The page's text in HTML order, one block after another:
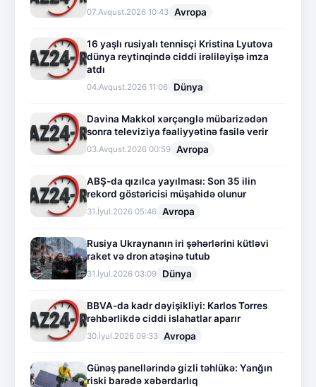
07.Avqust.2026 10:43 Avropa
16 yaşlı rusiyalı tennisçi Kristina Lyutova
dünya reytinqində ciddi irəliləyişə imza
atdı
04.Avqust.2026 11:06 Dünya
Davina Makkol xərçənglə mübarizədən
sonra televiziya fəaliyyətinə fasilə verir
03.Avqust.2026 00:59 Avropa
ABŞ-da qızılca yayılması: Son 35 ilin
rekord göstəricisi müşahidə olunur
31.İyul.2026 05:46 Avropa
Rusiya Ukraynanın iri şəhərlərini kütləvi
raket və dron atəşinə tutub
31.İyul.2026 03:09 Dünya
BBVA-da kadr dəyişikliyi: Karlos Torres
rəhbərlikdə ciddi islahatlar aparır
30.İyul.2026 09:33 Avropa
Günəş panellərində gizli təhlükə: Yanğın
riski barədə xəbərdarlıq